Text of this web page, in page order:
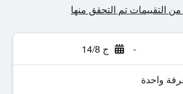
- ج 14/8